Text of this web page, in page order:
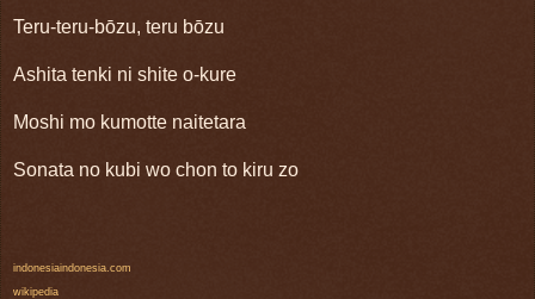
Teru-teru-bōzu, teru bōzu
Ashita tenki ni shite o-kure
Moshi mo kumotte naitetara
Sonata no kubi wo chon to kiru zo
indonesiaindonesia.com
wikipedia